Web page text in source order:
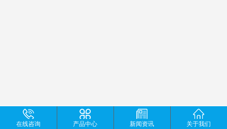
在线咨询 产品中心 新闻资讯 关于我们